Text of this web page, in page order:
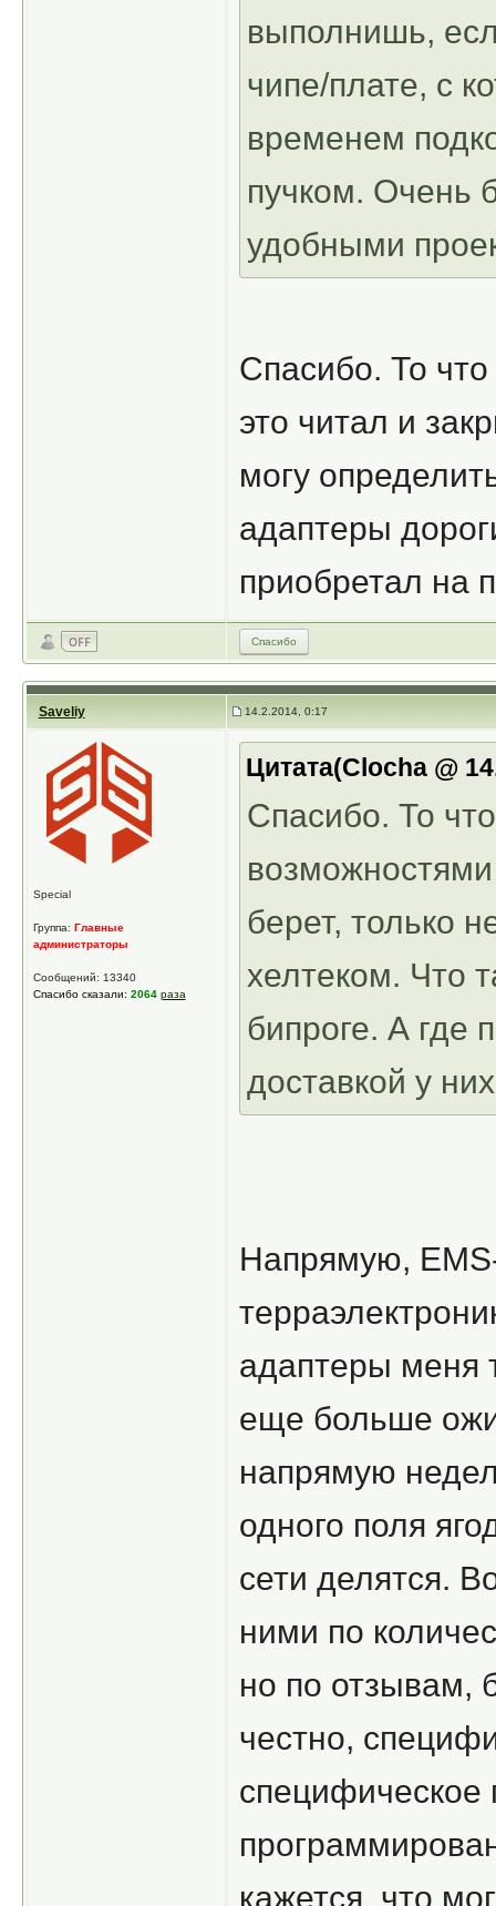
выполнишь,
чипе/плате, с
временем
пучком. Очень
удобными
Спасибо. То
это читал и
могу
адаптеры
приобретал на
Спасибо
Saveliy 14.2.2014, 0:17
Special
Группа: Главные
администраторы
Сообщений: 13340
Спасибо сказали: 2064 раза
Цитата(Clocha @
Спасибо. То
берет, только
хелтеком. Что
бипроге. А где
доставкой у
Напрямую,
адаптеры меня
еще больше
напрямую
одного поля
сети делятся.
ними по
но по отзывам,
честно,
специфическое
кажется, что